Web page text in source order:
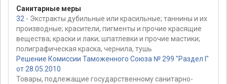
Санитарные меры
32 - Экстракты дубильные или красильные; таннины и их
производные; красители, пигменты и прочие красящие
вещества; краски и лаки; шпатлевки и прочие мастики;
полиграфическая краска, чернила, тушь
Решение Комиссии Таможенного Союза № 299 "Раздел I"
от 28.05.2010
Товары, подлежащие государственному санитарно-